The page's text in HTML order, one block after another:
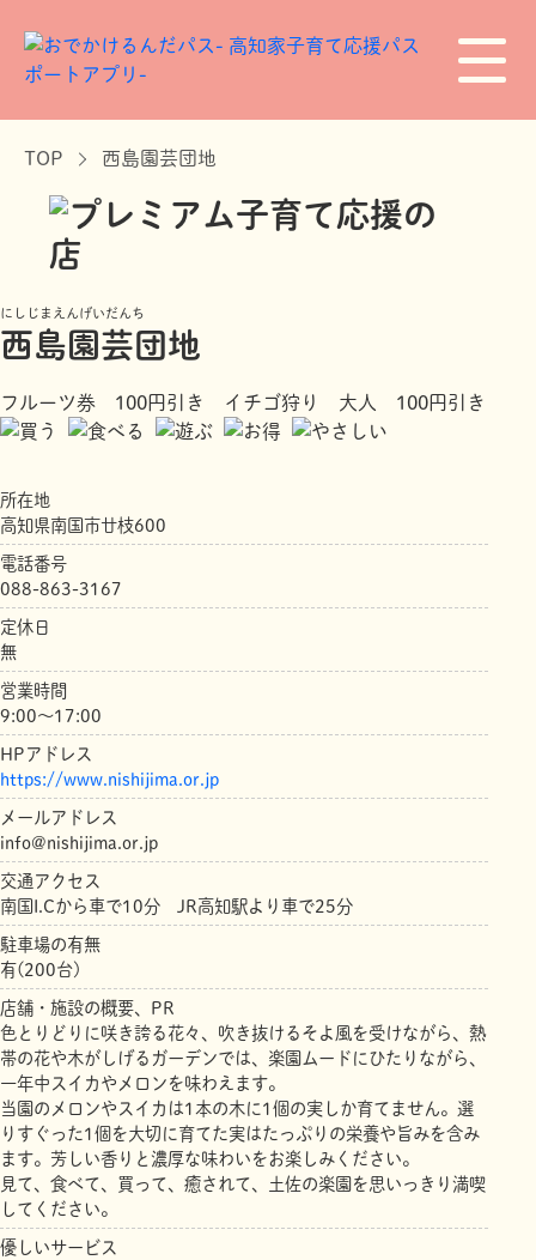
TOP 西島園芸団地
にしじまえんげいだんち
西島園芸団地
フルーツ券 100円引き イチゴ狩り 大人 100円引き
所在地
高知県南国市廿枝600
電話番号
088-863-3167
定休日
無
営業時間
9:00～17:00
HPアドレス
https://www.nishijima.or.jp
メールアドレス
info@nishijima.or.jp
交通アクセス
南国I.Cから車で10分 JR高知駅より車で25分
駐車場の有無
有(200台)
店舗・施設の概要、PR
色とりどりに咲き誇る花々、吹き抜けるそよ風を受けながら、熱
帯の花や木がしげるガーデンでは、楽園ムードにひたりながら、
一年中スイカやメロンを味わえます。
当園のメロンやスイカは1本の木に1個の実しか育てません。選
りすぐった1個を大切に育てた実はたっぷりの栄養や旨みを含み
ます。芳しい香りと濃厚な味わいをお楽しみください。
見て、食べて、買って、癒されて、土佐の楽園を思いっきり満喫
してください。
優しいサービス